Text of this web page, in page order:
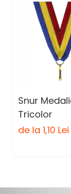
Snur
Tricolor
de la 1,10 Lei